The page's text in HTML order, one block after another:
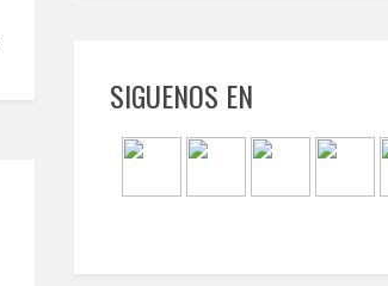
SIGUENOS EN